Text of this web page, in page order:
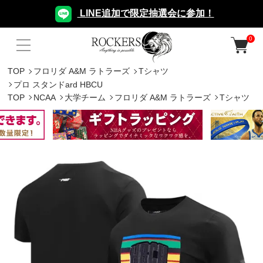
LINE追加で限定抽選会に参加！
0
TOP フロリダ A&M ラトラーズ
Tシャツ
プロ スタンドard HBCU
TOP
NCAA 大学チーム フロリダ A&M ラトラーズ Tシャツ